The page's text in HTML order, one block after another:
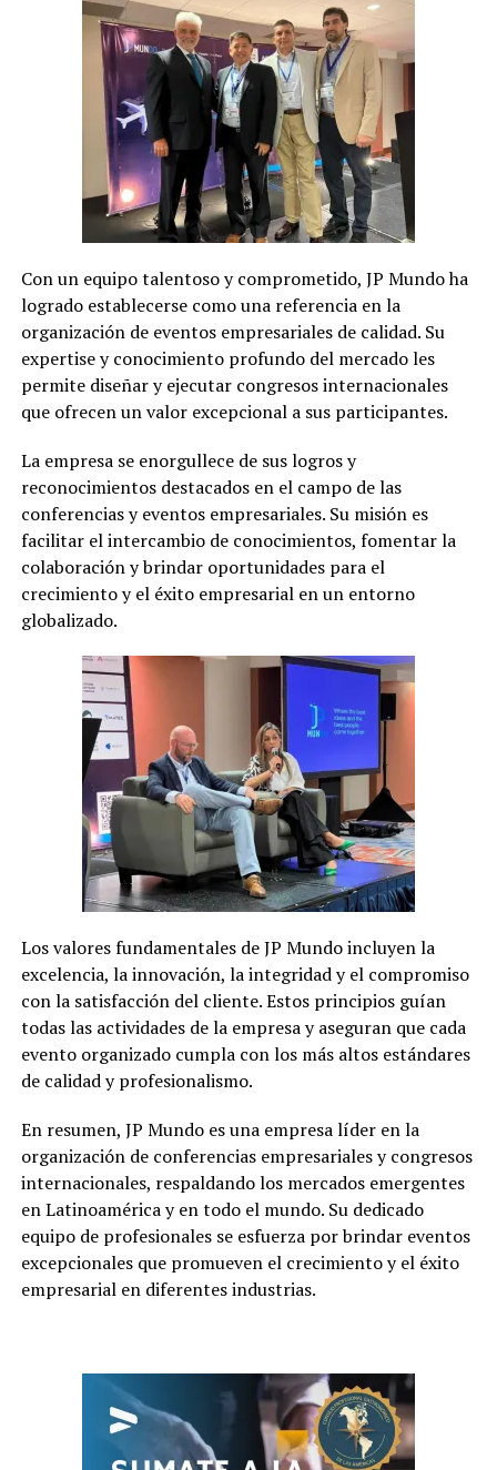
Con un equipo talentoso y comprometido, JP Mundo ha
logrado establecerse como una referencia en la
organización de eventos empresariales de calidad. Su
expertise y conocimiento profundo del mercado les
permite diseñar y ejecutar congresos internacionales
que ofrecen un valor excepcional a sus participantes.
La empresa se enorgullece de sus logros y
reconocimientos destacados en el campo de las
conferencias y eventos empresariales. Su misión es
facilitar el intercambio de conocimientos, fomentar la
colaboración y brindar oportunidades para el
crecimiento y el éxito empresarial en un entorno
globalizado.
Los valores fundamentales de JP Mundo incluyen la
excelencia, la innovación, la integridad y el compromiso
con la satisfacción del cliente. Estos principios guían
todas las actividades de la empresa y aseguran que cada
evento organizado cumpla con los más altos estándares
de calidad y profesionalismo.
En resumen, JP Mundo es una empresa líder en la
organización de conferencias empresariales y congresos
internacionales, respaldando los mercados emergentes
en Latinoamérica y en todo el mundo. Su dedicado
equipo de profesionales se esfuerza por brindar eventos
excepcionales que promueven el crecimiento y el éxito
empresarial en diferentes industrias.